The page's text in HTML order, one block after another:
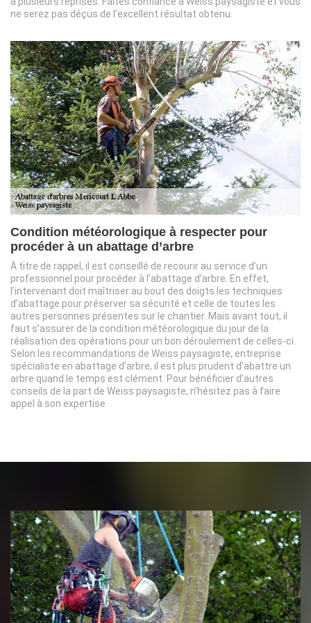
ne serez pas déçus de l’excellent résultat obtenu.
Condition météorologique à respecter pour
procéder à un abattage d’arbre
À titre de rappel, il est conseillé de recourir au service d’un
professionnel pour procéder à l’abattage d’arbre. En effet,
l’intervenant doit maîtriser au bout des doigts les techniques
d’abattage pour préserver sa sécurité et celle de toutes les
autres personnes présentes sur le chantier. Mais avant tout, il
faut s’assurer de la condition météorologique du jour de la
réalisation des opérations pour un bon déroulement de celles-ci.
Selon les recommandations de Weiss paysagiste, entreprise
spécialiste en abattage d’arbre, il est plus prudent d’abattre un
arbre quand le temps est clément. Pour bénéficier d’autres
conseils de la part de Weiss paysagiste, n’hésitez pas à faire
appel à son expertise.